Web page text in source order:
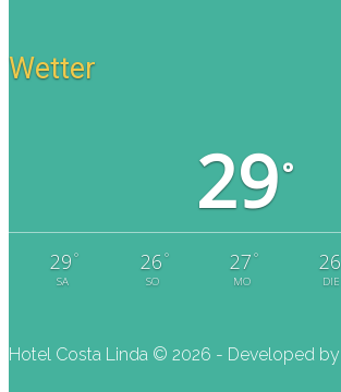
Wetter
29°
29 °
SA
26 °
SO
27 °
MO
26
DIE
Hotel Costa Linda © 2026 - Developed by